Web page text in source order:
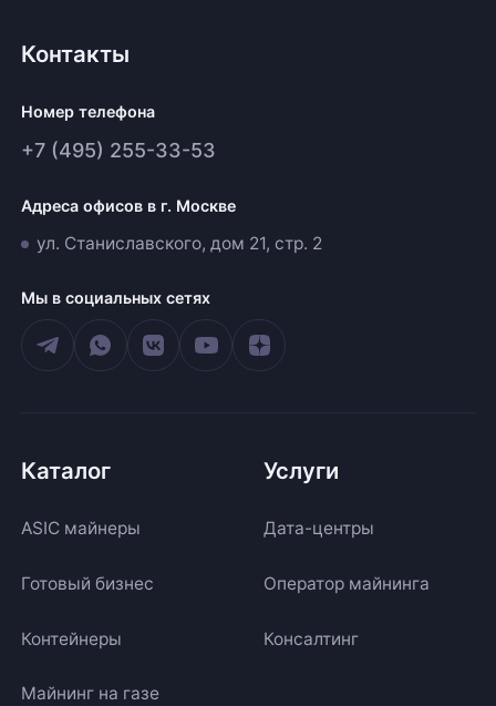
Контакты
Номер телефона
+7 (495) 255-33-53
Адреса офисов в г. Москве
ул. Станиславского, дом 21, стр. 2
Мы в социальных сетях
Каталог
ASIC майнеры
Готовый бизнес
Контейнеры
Майнинг на газе
Услуги
Дата-центры
Оператор майнинга
Консалтинг